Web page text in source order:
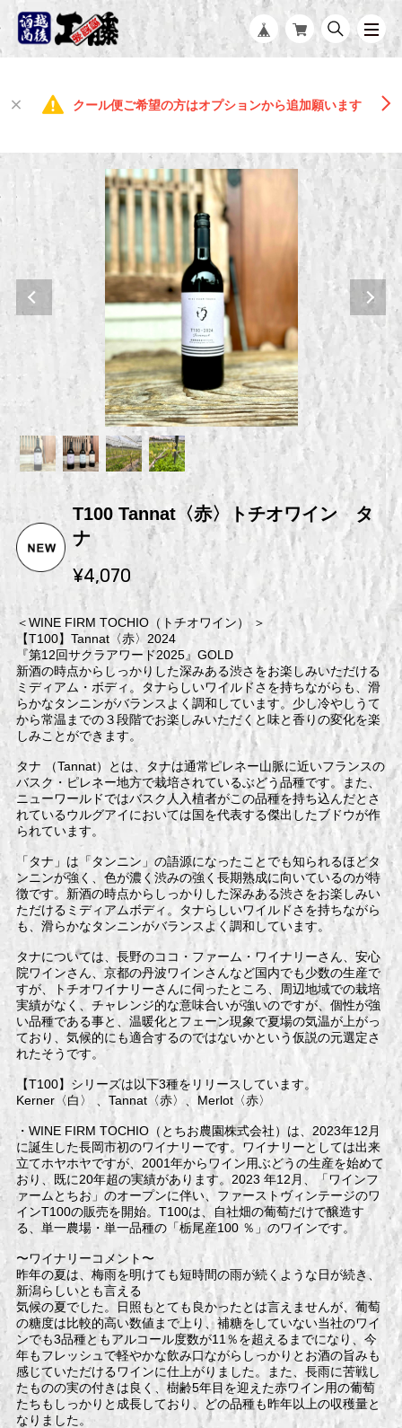
クール便ご希望の方はオプションから追加願います
T100 Tannat〈赤〉トチオワイン タ
ナ
¥4,070
＜WINE FIRM TOCHIO（トチオワイン） ＞
【T100】Tannat〈赤〉2024
『第12回サクラアワード2025』GOLD
新酒の時点からしっかりした深みある渋さをお楽しみいただける
ミディアム・ボディ。タナらしいワイルドさを持ちながらも、滑
らかなタンニンがバランスよく調和しています。少し冷やしうて
から常温までの３段階でお楽しみいただくと味と香りの変化を楽
しみことができます。
タナ （Tannat）とは、タナは通常ピレネー山脈に近いフランスの
バスク・ピレネー地方で栽培されているぶどう品種です。また、
ニューワールドではバスク人入植者がこの品種を持ち込んだとさ
れているウルグアイにおいては国を代表する傑出したブドウが作
られています。
「タナ」は「タンニン」の語源になったことでも知られるほどタ
ンニンが強く、色が濃く渋みの強く長期熟成に向いているのが特
徴です。新酒の時点からしっかりした深みある渋さをお楽しみい
ただけるミディアムボディ。タナらしいワイルドさを持ちながら
も、滑らかなタンニンがバランスよく調和しています。
タナについては、長野のココ・ファーム・ワイナリーさん、安心
院ワインさん、京都の丹波ワインさんなど国内でも少数の生産で
すが、トチオワイナリーさんに伺ったところ、周辺地域での栽培
実績がなく、チャレンジ的な意味合いが強いのですが、個性が強
い品種である事と、温暖化とフェーン現象で夏場の気温が上がっ
ており、気候的にも適合するのではないかという仮説の元選定さ
れたそうです。
【T100】シリーズは以下3種をリリースしています。
Kerner〈白〉 、Tannat〈赤〉、Merlot〈赤〉
・WINE FIRM TOCHIO（とちお農園株式会社）は、2023年12月
に誕生した長岡市初のワイナリーです。ワイナリーとしては出来
立てホヤホヤですが、2001年からワイン用ぶどうの生産を始めて
おり、既に20年超の実績があります。2023 年12月、「ワインフ
ァームとちお」のオープンに伴い、ファーストヴィンテージのワ
インT100の販売を開始。T100は、自社畑の葡萄だけで醸造す
る、単一農場・単一品種の「栃尾産100 ％」のワインです。
〜ワイナリーコメント〜
昨年の夏は、梅雨を明けても短時間の雨が続くような日が続き、
新潟らしいとも言える
気候の夏でした。日照もとても良かったとは言えませんが、葡萄
の糖度は比較的高い数値まで上り、補糖をしていない当社のワイ
ンでも3品種ともアルコール度数が11％を超えるまでになり、今
年もフレッシュで軽やかな飲み口ながらしっかりとお酒の旨みも
感じていただけるワインに仕上がりました。また、長雨に苦戦し
たものの実の付きは良く、樹齢5年目を迎えた赤ワイン用の葡萄
たちもしっかりと成長しており、どの品種も昨年以上の収穫量と
なりました。